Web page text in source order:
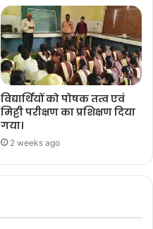
विद्यार्थियों को पोषक तत्व एवं
मिट्टी परीक्षण का प्रशिक्षण दिया
गया।
2 weeks ago